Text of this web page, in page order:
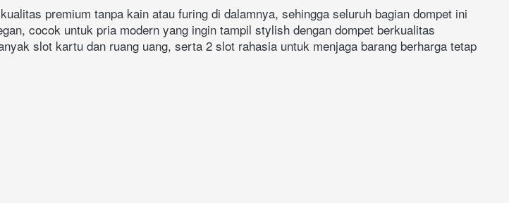
premium tanpa kain atau furing di dalamnya, sehingga seluruh bagian dompet ini
cocok untuk pria modern yang ingin tampil stylish dengan dompet berkualitas
slot kartu dan ruang uang, serta 2 slot rahasia untuk menjaga barang berharga tetap